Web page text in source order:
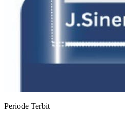
Periode Terbit